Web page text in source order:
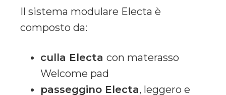
Il sistema modulare Electa è
composto da:
culla Electa con materasso
Welcome pad
passeggino Electa, leggero e